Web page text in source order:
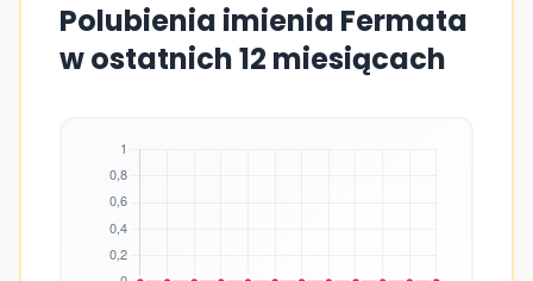
Polubienia imienia Fermata
w ostatnich 12 miesiącach